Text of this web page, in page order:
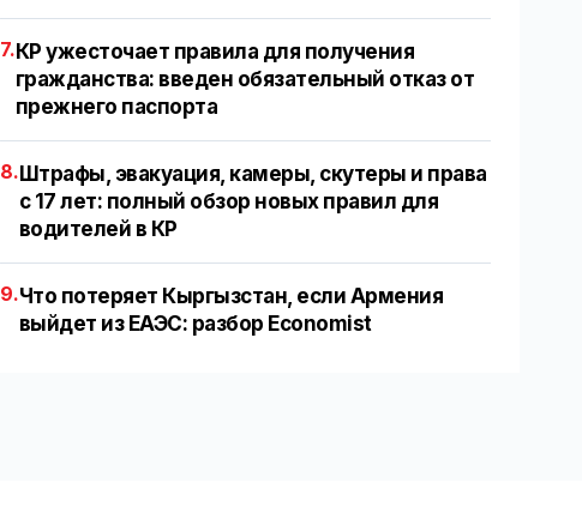
7. КР ужесточает правила для получения
гражданства: введен обязательный отказ от
прежнего паспорта
8. Штрафы, эвакуация, камеры, скутеры и права
с 17 лет: полный обзор новых правил для
водителей в КР
9.Что потеряет Кыргызстан, если Армения
выйдет из ЕАЭС: разбор Economist